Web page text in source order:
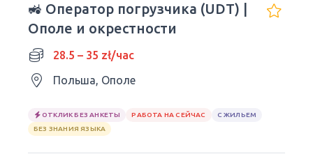
🚜 Оператор погрузчика (UDT) |
Ополе и окрестности
28.5 – 35 zł/час
Польша, Ополе
ОТКЛИК БЕЗ АНКЕТЫ РАБОТА НА СЕЙЧАС
С ЖИЛЬЕМ
БЕЗ ЗНАНИЯ ЯЗЫКА